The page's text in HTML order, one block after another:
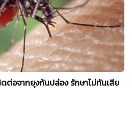
ดต่อจากยุงก้นปล่อง รักษาไม่ทันเสีย